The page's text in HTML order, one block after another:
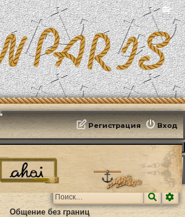
📻
Вход
Регистрация
ФОРУМ Paris, mon amour История и культура Франции
Поиск
Общение без границ